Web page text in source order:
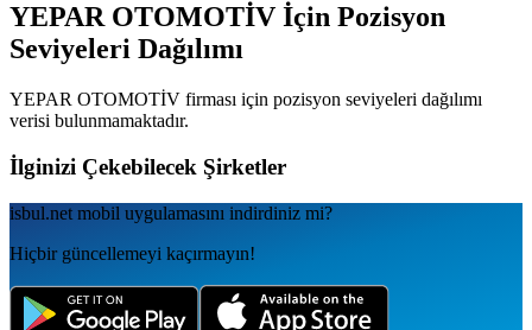
YEPAR OTOMOTİV İçin Pozisyon
Seviyeleri Dağılımı
YEPAR OTOMOTİV firması için pozisyon seviyeleri dağılımı
verisi bulunmamaktadır.
İlginizi Çekebilecek Şirketler
isbul.net mobil uygulamаsını indirdiniz mi?
Hiçbir güncellemeyi kaçırmayın!